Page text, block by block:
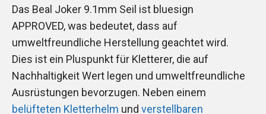
Das Beal Joker 9.1mm Seil ist bluesign
APPROVED, was bedeutet, dass auf
umweltfreundliche Herstellung geachtet wird.
Dies ist ein Pluspunkt für Kletterer, die auf
Nachhaltigkeit Wert legen und umweltfreundliche
Ausrüstungen bevorzugen. Neben einem
belüfteten Kletterhelm und verstellbaren